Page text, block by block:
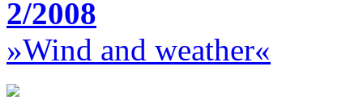
2/2008
»Wind and weather«